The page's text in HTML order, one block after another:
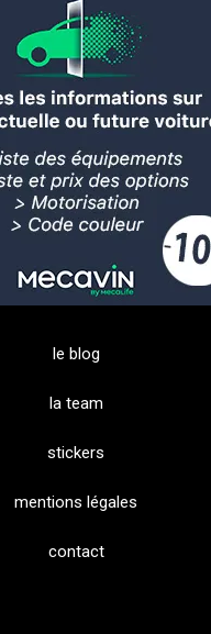
le blog
la team
stickers
mentions légales
contact